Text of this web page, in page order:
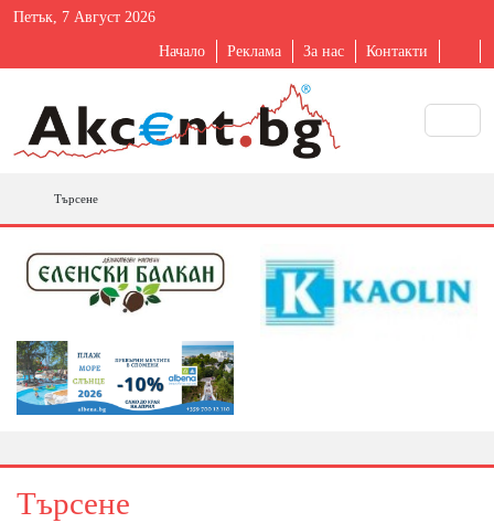
Петък, 7 Август 2026
Начало Реклама За нас Контакти
Търсене
Търсене